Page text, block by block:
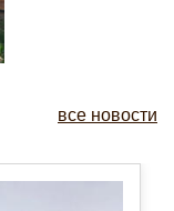
все новости